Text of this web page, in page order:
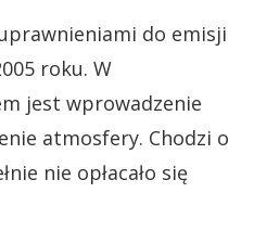
do emisji
roku. W
jest wprowadzenie
atmosfery. Chodzi o
nie opłacało się